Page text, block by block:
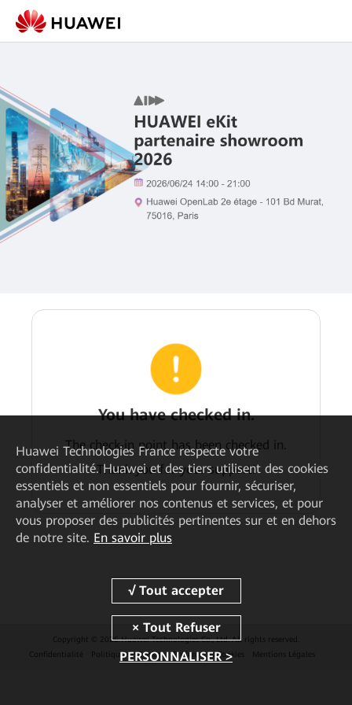
You have checked in.
The check-in point has been checked in.
Thank you for your support!
Copyright © 2026 Huawei Technologies Co., Ltd. All rights reserved.
Confidentialité
Politique de Cookies Préférences Cookies Mentions Légales
Huawei Technologies Francerespecte votre
confidentialité. Huawei et des tiers utilisent des cookies
essentiels et non essentiels pour fournir, sécuriser,
analyser et améliorer nos contenus et services, et pour
vous proposer des publicités pertinentes sur et en dehors
de notre site. En savoir plus
PERSONNALISER >